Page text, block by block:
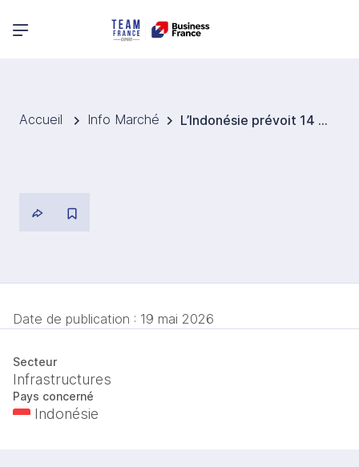
Menu principal
Accueil Info Marché L’Indonésie prévoit 14 Mds USD de nouveaux projets industriels en aval
Date de publication : 19 mai 2026
Secteur
Infrastructures
Pays concerné
Indonésie